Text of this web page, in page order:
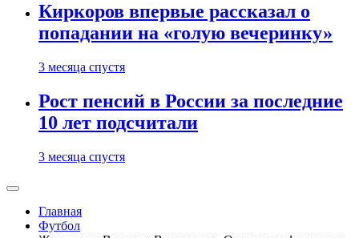
Киркоров впервые рассказал о
попадании на «голую вечеринку»
3 месяца спустя
Рост пенсий в России за последние
10 лет подсчитали
3 месяца спустя
Главная
Футбол